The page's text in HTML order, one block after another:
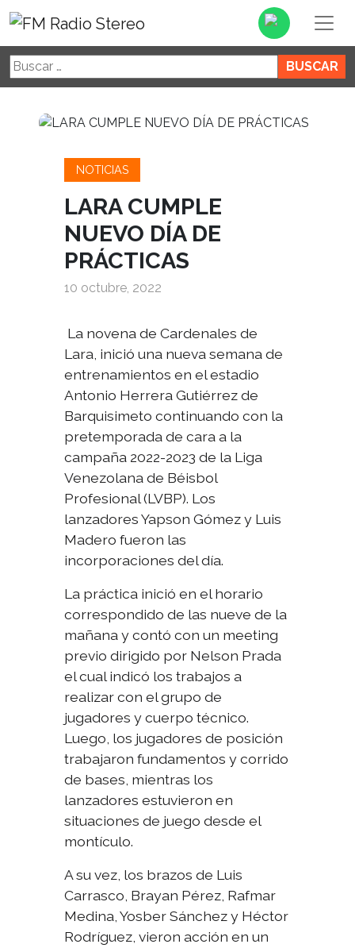
Buscar:
NOTICIAS
LARA CUMPLE
NUEVO DÍA DE
PRÁCTICAS
10 octubre, 2022
La novena de Cardenales de
Lara, inició una nueva semana de
entrenamientos en el estadio
Antonio Herrera Gutiérrez de
Barquisimeto continuando con la
pretemporada de cara a la
campaña 2022-2023 de la Liga
Venezolana de Béisbol
Profesional (LVBP). Los
lanzadores Yapson Gómez y Luis
Madero fueron las
incorporaciones del día.
La práctica inició en el horario
correspondido de las nueve de la
mañana y contó con un meeting
previo dirigido por Nelson Prada
el cual indicó los trabajos a
realizar con el grupo de
jugadores y cuerpo técnico.
Luego, los jugadores de posición
trabajaron fundamentos y corrido
de bases, mientras los
lanzadores estuvieron en
situaciones de juego desde el
montículo.
A su vez, los brazos de Luis
Carrasco, Brayan Pérez, Rafmar
Medina, Yosber Sánchez y Héctor
Rodríguez, vieron acción en un